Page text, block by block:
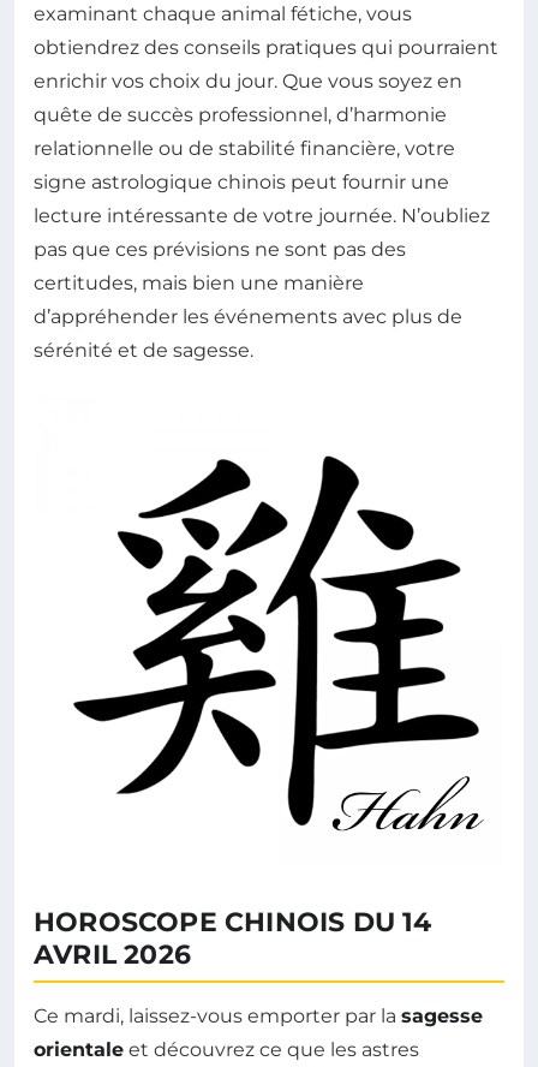
examinant chaque animal fétiche, vous
obtiendrez des conseils pratiques qui pourraient
enrichir vos choix du jour. Que vous soyez en
quête de succès professionnel, d’harmonie
relationnelle ou de stabilité financière, votre
signe astrologique chinois peut fournir une
lecture intéressante de votre journée. N’oubliez
pas que ces prévisions ne sont pas des
certitudes, mais bien une manière
d’appréhender les événements avec plus de
sérénité et de sagesse.
HOROSCOPE CHINOIS DU 14
AVRIL 2026
Ce mardi, laissez-vous emporter par la sagesse
orientale et découvrez ce que les astres